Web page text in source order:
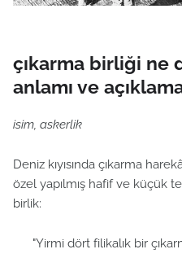
çıkarma birliği ne
anlamı ve
isim, askerlik
Deniz kıyısında çıkarma
özel yapılmış hafif ve küçük
birlik:
"Yirmi dört filikalık bir